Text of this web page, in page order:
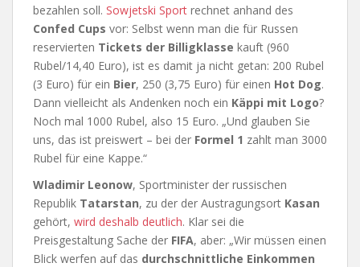
bezahlen soll. Sowjetski Sport rechnet anhand des
Confed Cups vor: Selbst wenn man die für Russen
reservierten Tickets der Billigklasse kauft (960
Rubel/14,40 Euro), ist es damit ja nicht getan: 200 Rubel
(3 Euro) für ein Bier, 250 (3,75 Euro) für einen Hot Dog.
Dann vielleicht als Andenken noch ein Käppi mit Logo?
Noch mal 1000 Rubel, also 15 Euro. „Und glauben Sie
uns, das ist preiswert – bei der Formel 1 zahlt man 3000
Rubel für eine Kappe.“
Wladimir Leonow, Sportminister der russischen
Republik Tatarstan, zu der der Austragungsort Kasan
gehört, wird deshalb deutlich. Klar sei die
Preisgestaltung Sache der FIFA, aber: „Wir müssen einen
Blick werfen auf das durchschnittliche Einkommen